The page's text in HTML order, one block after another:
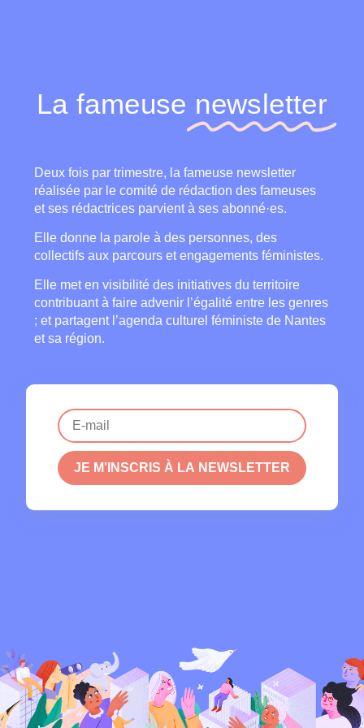
La fameuse newsletter
Deux fois par trimestre, la fameuse newsletter
réalisée par le comité de rédaction des fameuses
et ses rédactrices parvient à ses abonné·es.
Elle donne la parole à des personnes, des
collectifs aux parcours et engagements féministes.
Elle met en visibilité des initiatives du territoire
contribuant à faire advenir l’égalité entre les genres
; et partagent l’agenda culturel féministe de Nantes
et sa région.
JE M'INSCRIS À LA NEWSLETTER